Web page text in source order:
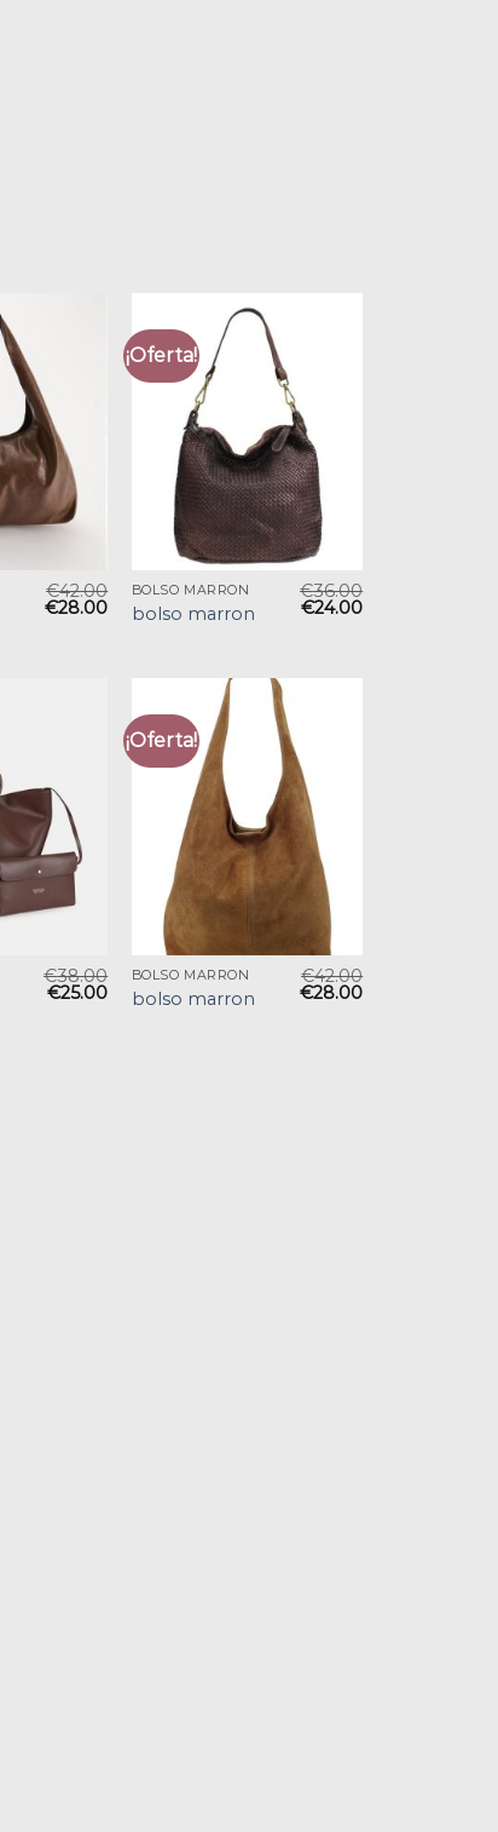
€42.00
€28.00
¡Oferta!
BOLSO MARRON
bolso marron
€36.00
€24.00
€38.00
€25.00
¡Oferta!
BOLSO MARRON
bolso marron
€42.00
€28.00